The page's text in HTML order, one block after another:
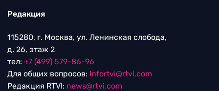
Редакция
115280, г. Москва, ул. Ленинская слобода,
д. 26, этаж 2
тел: +7 (499) 579-86-96
Для общих вопросов: Infortvi@rtvi.com
Редакция RTVI: news@rtvi.com